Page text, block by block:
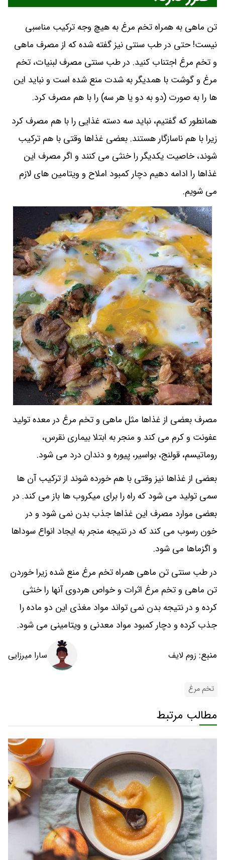
تن ماهی به همراه تخم مرغ به هیچ وجه ترکیب مناسبی
نیست! حتی در طب سنتی نیز گفته شده که از مصرف ماهی
و تخم مرغ اجتناب کنید. در طب سنتی مصرف لبنیات، تخم
مرغ و گوشت با همدیگر به شدت منع شده است و نباید این
ها را به صورت (دو به دو یا هر سه) را با هم مصرف کرد.
همانطور که گفتیم، نباید سه دسته غذایی را با هم مصرف کرد
زیرا با هم ناسازگار هستند. بعضی غذاها وقتی با هم ترکیب
شوند، خاصیت یکدیگر را خنثی می کنند و اگر مصرف این
غذاها را ادامه دهیم دچار کمبود املاح و ویتامین های لازم
می شویم.
مصرف بعضی از غذاها مثل ماهی و تخم مرغ در معده تولید
عفونت و کرم می کند و منجر به ابتلا بیماری نقرس،
روماتیسم، قولنج، بواسیر، پیوره و دندان درد می شود.
بعضی از غذاها نیز وقتی با هم خورده شوند از ترکیب آن ها
سمی تولید می شود که راه را برای میکروب ها باز می کند. در
بعضی موارد مصرف این غذاها جذب بدن نمی شود و در
خون رسوب می کند که در نتیجه منجر به ایجاد انواع سوداها
و اگزماها می شود.
در طب سنتی تن ماهی همراه تخم مرغ منع شده زیرا خوردن
تن ماهی و تخم مرغ اثرات و خواص هردوی آنها را خنثی
کرده و در نتیجه بدن نمی تواند مواد مغذی این دو ماده را
جذب کرده و دچار کمبود مواد معدنی و ویتامینی می شود.
منبع: زوم لایف سارا میرزایی
تخم مرغ
مطالب مرتبط